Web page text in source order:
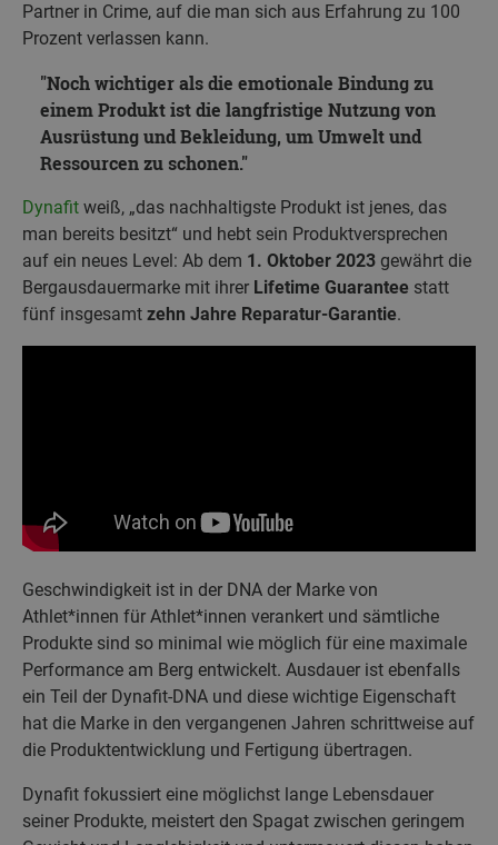
Partner in Crime, auf die man sich aus Erfahrung zu 100
Prozent verlassen kann.
Noch wichtiger als die emotionale Bindung zu
einem Produkt ist die langfristige Nutzung von
Ausrüstung und Bekleidung, um Umwelt und
Ressourcen zu schonen.
Dynafit weiß, „das nachhaltigste Produkt ist jenes, das
man bereits besitzt“ und hebt sein Produktversprechen
auf ein neues Level: Ab dem 1. Oktober 2023 gewährt die
Bergausdauermarke mit ihrer Lifetime Guarantee statt
fünf insgesamt zehn Jahre Reparatur-Garantie.
Geschwindigkeit ist in der DNA der Marke von
Athlet*innen für Athlet*innen verankert und sämtliche
Produkte sind so minimal wie möglich für eine maximale
Performance am Berg entwickelt. Ausdauer ist ebenfalls
ein Teil der Dynafit-DNA und diese wichtige Eigenschaft
hat die Marke in den vergangenen Jahren schrittweise auf
die Produktentwicklung und Fertigung übertragen.
Dynafit fokussiert eine möglichst lange Lebensdauer
seiner Produkte, meistert den Spagat zwischen geringem